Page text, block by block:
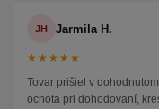
JH Jarmila H.
★★★★★
Tovar prišiel v
ochota pri dohodovaní,